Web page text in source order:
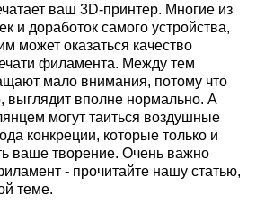
ваш 3D-принтер. Многие из
и доработок самого устройства,
может оказаться качество
филамента. Между тем
мало внимания, потому что
выглядит вполне нормально. А
могут таиться воздушные
конкреции, которые только и
ваше творение. Очень важно
- прочитайте нашу статью,
теме.